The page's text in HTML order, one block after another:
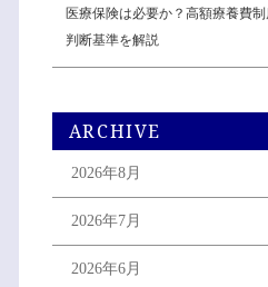
医療保険は必要か？高額療養費
判断基準を解説
ARCHIVE
2026年8月
2026年7月
2026年6月